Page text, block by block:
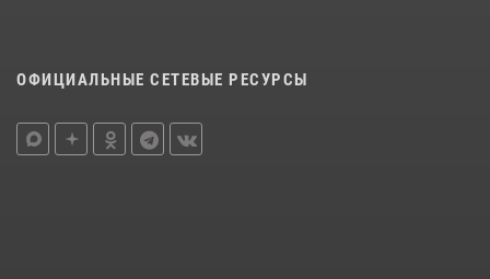
ОФИЦИАЛЬНЫЕ СЕТЕВЫЕ РЕСУРСЫ